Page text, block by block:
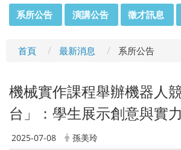
系所公告 演講公告 徵才訊息
首頁 最新消息 系所公告
機械實作課程舉辦機器人
台」：學生展示創意與實力
2025-07-08 孫美玲